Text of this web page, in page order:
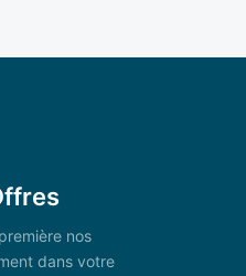
nos
dans votre